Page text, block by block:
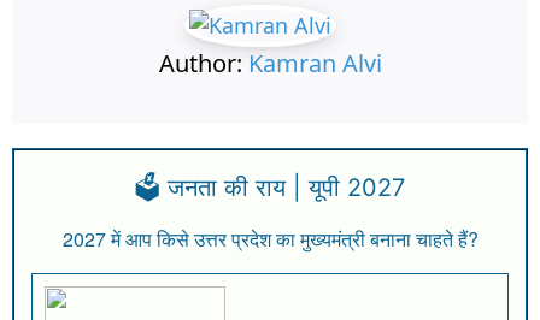
Author: Kamran Alvi
🗳️ जनता की राय | यूपी 2027
2027 में आप किसे उत्तर प्रदेश का मुख्यमंत्री बनाना चाहते हैं?